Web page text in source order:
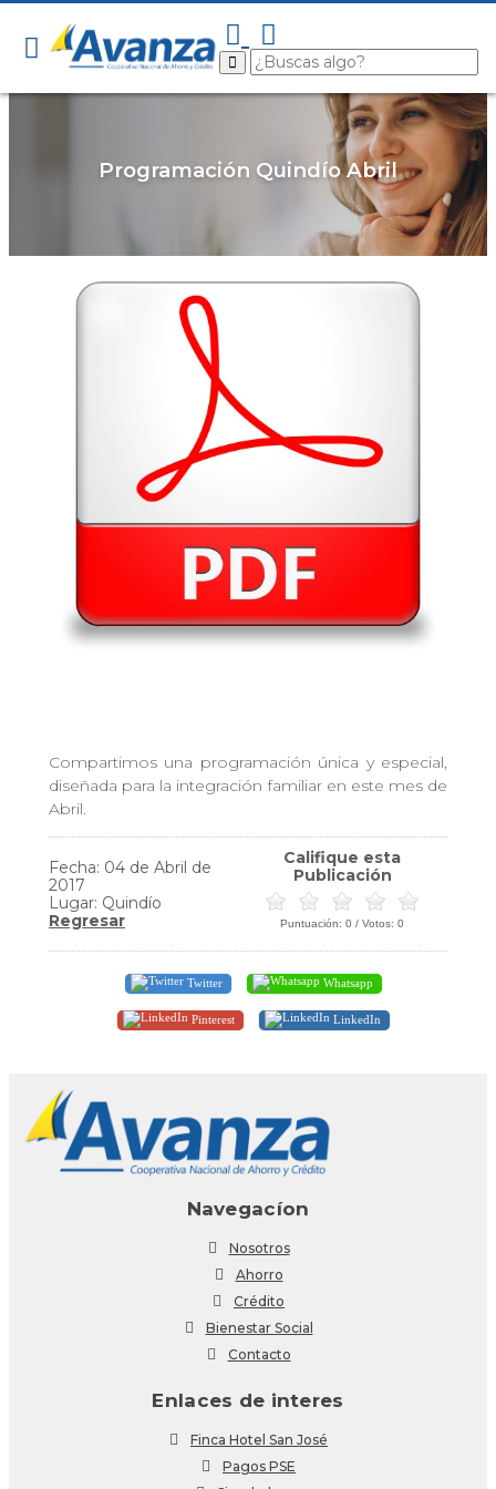
Programación Quindío Abril
Compartimos una programación única y especial,
diseñada para la integración familiar en este mes de
Abril.
Fecha: 04 de Abril de
2017
Lugar: Quindío
Regresar
Califique esta
Publicación
Puntuación: 0 / Votos: 0
Twitter Whatsapp
Pinterest LinkedIn
Navegacíon
Nosotros
Ahorro
Crédito
Bienestar Social
Contacto
Enlaces de interes
Finca Hotel San José
Pagos PSE